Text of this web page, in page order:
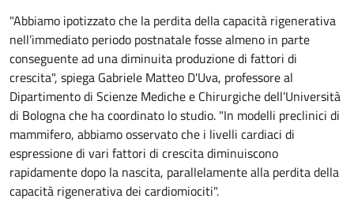
"Abbiamo ipotizzato che la perdita della capacità rigenerativa
nell’immediato periodo postnatale fosse almeno in parte
conseguente ad una diminuita produzione di fattori di
crescita", spiega Gabriele Matteo D'Uva, professore al
Dipartimento di Scienze Mediche e Chirurgiche dell’Università
di Bologna che ha coordinato lo studio. "In modelli preclinici di
mammifero, abbiamo osservato che i livelli cardiaci di
espressione di vari fattori di crescita diminuiscono
rapidamente dopo la nascita, parallelamente alla perdita della
capacità rigenerativa dei cardiomiociti".